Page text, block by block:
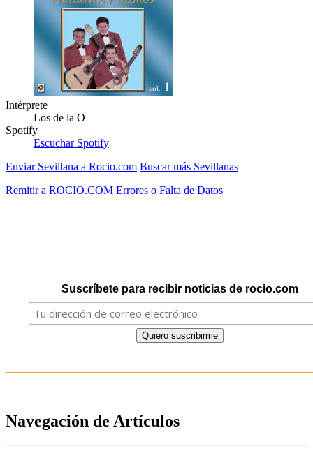
Intérprete
Los de la O
Spotify
Escuchar Spotify
Enviar Sevillana a Rocio.com Buscar más Sevillanas
Remitir a ROCIO.COM Errores o Falta de Datos
Suscríbete para recibir noticias de rocio.com
Navegación de Artículos